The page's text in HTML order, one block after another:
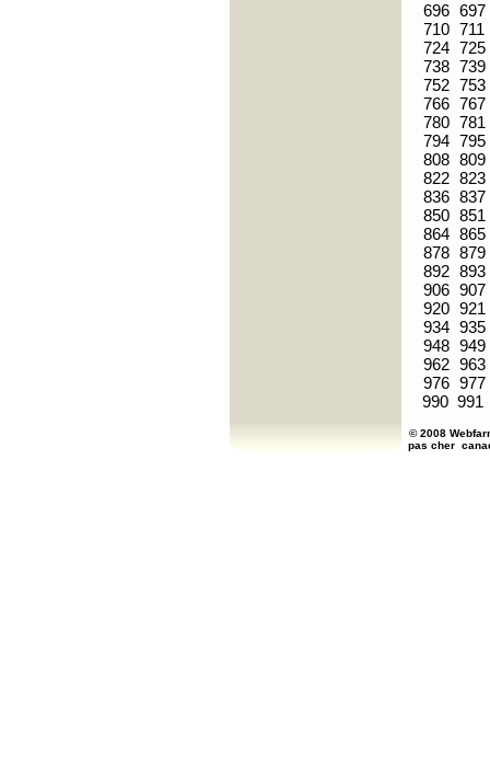
696 697
710 711
724 725
738 739
752 753
766 767
780 781
794 795
808 809
822 823
836 837
850 851
864 865
878 879
892 893
906 907
920 921
934 935
948 949
962 963
976 977
990 991
© 2008
pas cher